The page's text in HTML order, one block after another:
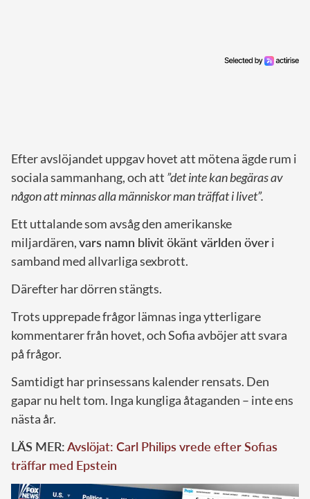
Efter avslöjandet uppgav hovet att mötena ägde rum i
sociala sammanhang, och att ”det inte kan begäras av
någon att minnas alla människor man träffat i livet”.
Ett uttalande som avsåg den amerikanske
miljardären,vars namn blivit ökänt världen överi
samband med allvarliga sexbrott.
Därefter har dörren stängts.
Trots upprepade frågor lämnas inga ytterligare
kommentarer från hovet, och Sofia avböjer att svara
på frågor.
Samtidigt har prinsessans kalender rensats. Den
gapar nu helt tom. Inga kungliga åtaganden – inte ens
nästa år.
LÄS MER:Avslöjat: Carl Philips vrede efter Sofias
träffar med Epstein